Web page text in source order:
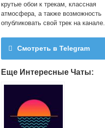
крутые обои к трекам, классная
атмосфера, а также возможность
опубликовать свой трек на канале.
Смотреть в Telegram
@CAR_BASS_BOOSTED
Еще Интересные Чаты: